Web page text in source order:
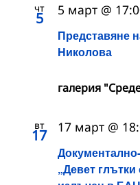
чт
5
Представяне
Николова
5 март @
галерия
вт
17
„Девет
17 март @